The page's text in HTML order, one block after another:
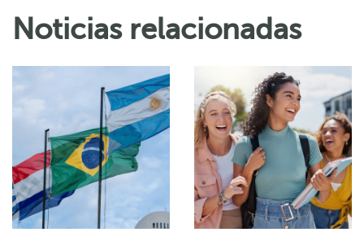
Noticias relacionadas